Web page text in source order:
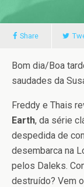
Share
Bom dia/Boa
saudades da
Freddy e Thais
Earth, da série
despedida de
desembarca na
pelos Daleks.
destruído? Vem